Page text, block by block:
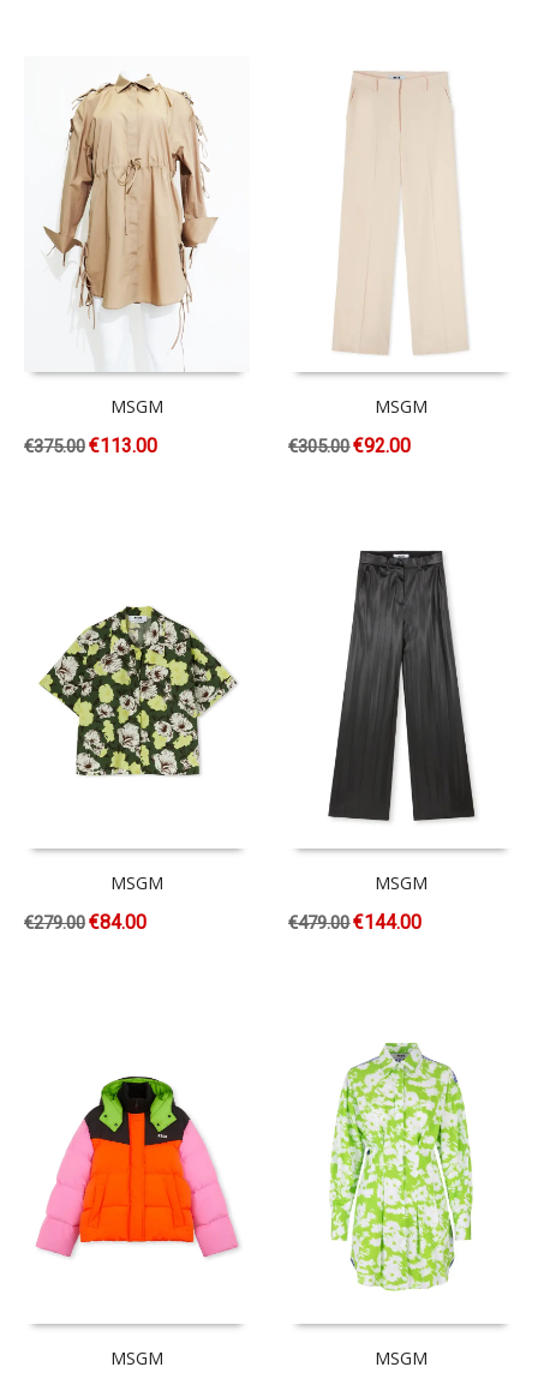
MSGM
€375.00€113.00
MSGM
€305.00€92.00
MSGM
€279.00€84.00
MSGM
€479.00€144.00
MSGM MSGM